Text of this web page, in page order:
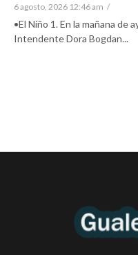
6 agosto, 2026 12:46 am /
•El Niño 1. En la mañana de
Intendente Dora Bogdan...